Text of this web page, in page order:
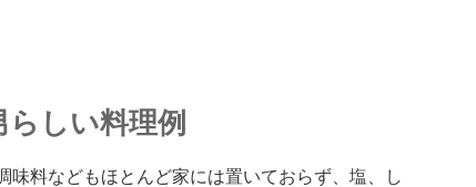
しい料理例
味料などもほとんど家には置いておらず、塩、し